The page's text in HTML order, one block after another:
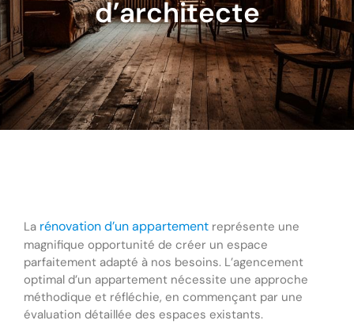
d’architecte
La rénovation d’un appartement représente une
magnifique opportunité de créer un espace
parfaitement adapté à nos besoins. L’agencement
optimal d’un appartement nécessite une approche
méthodique et réfléchie, en commençant par une
évaluation détaillée des espaces existants.